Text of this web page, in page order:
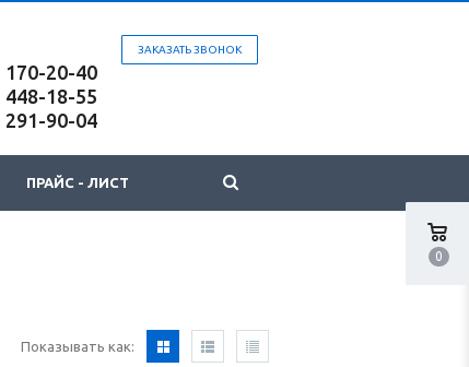
0
ЗАКАЗАТЬ ЗВОНОК
170-20-40
448-18-55
291-90-04
ПРАЙС - ЛИСТ
Показывать как: